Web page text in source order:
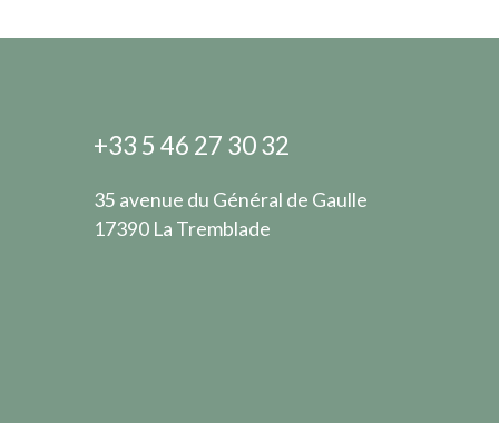
+33 5 46 27 30 32
35 avenue du Général de Gaulle
17390 La Tremblade